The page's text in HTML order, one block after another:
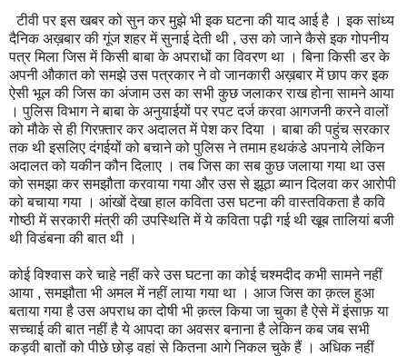
टीवी पर इस खबर को सुन कर मुझे भी इक घटना की याद आई है । इक सांध्य
दैनिक अख़बार की गूंज शहर में सुनाई देती थी , उस को जाने कैसे इक गोपनीय
पत्र मिला जिस में किसी बाबा के अपराधों का विवरण था । बिना किसी डर के
अपनी औकात को समझे उस पत्रकार ने वो जानकारी अख़बार में छाप कर इक
ऐसी भूल की जिस का अंजाम उस का सभी कुछ जलाकर राख होना सामने आया
। पुलिस विभाग ने बाबा के अनुयाईयों पर रपट दर्ज करवा आगजनी करने वालों
को मौके से ही गिरफ़्तार कर अदालत में पेश कर दिया । बाबा की पहुंच सरकार
तक थी इसलिए दंगईयों को बचाने को पुलिस ने तमाम हथकंडे अपनाये लेकिन
अदालत को यकीन कौन दिलाए । तब जिस का सब कुछ जलाया गया था उस
को समझा कर समझौता करवाया गया और उस से झूठा ब्यान दिलवा कर आरोपी
को बचाया गया । आंखों देखा हाल कविता उस घटना की वास्तविकता है कवि
गोष्ठी में सरकारी मंत्री की उपस्थिति में ये कविता पढ़ी गई थी खूब तालियां बजी
थी विडंबना की बात थी ।
कोई विश्वास करे चाहे नहीं करे उस घटना का कोई चश्मदीद कभी सामने नहीं
आया , समझौता भी अमल में नहीं लाया गया था । आज जिस का क़त्ल हुआ
बताया गया है उस अपराध का दोषी भी क़त्ल किया जा चुका है ऐसे में इंसाफ़ या
सच्चाई की बात नहीं है ये आपदा का अवसर बनाना है लेकिन कब जब सभी
कड़वी बातों को पीछे छोड़ वहां से कितना आगे निकल चुके हैं । अधिक नहीं